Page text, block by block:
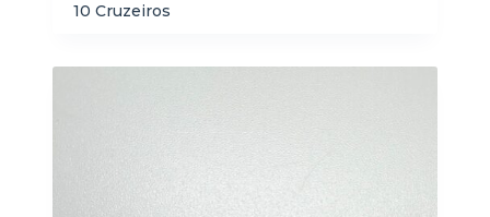
10 Cruzeiros